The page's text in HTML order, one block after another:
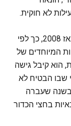
לא חוקית.
ואן דייק נמצא בשירות פעיל בצבא ארה"ב מאז 2008, כך לפי
המיוחדים של
הוא קיבל גישה
שבו הבטיח לא
בשנה שעברה
בחצי הכדור